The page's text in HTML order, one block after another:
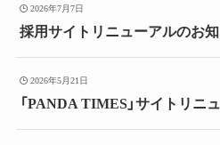
2026年7月7日
採用サイトリニューアルのお
2026年5月21日
「PANDA TIMES」サイトリニ